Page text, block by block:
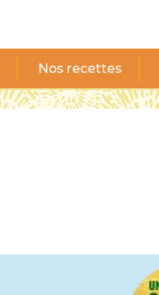
Nos recettes